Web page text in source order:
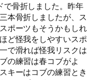
で骨折しました。昨年
本骨折しましたが、ス
ポーツもそうかもしれ
ど怪我をしやすいスポ
で滑れば怪我リスクは
の練習は春コブがよ
キーはコブの練習とき